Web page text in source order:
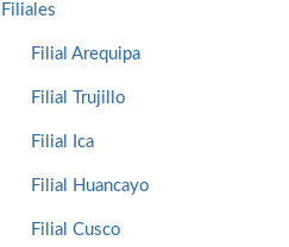
Filiales
Filial Arequipa
Filial Trujillo
Filial Ica
Filial Huancayo
Filial Cusco